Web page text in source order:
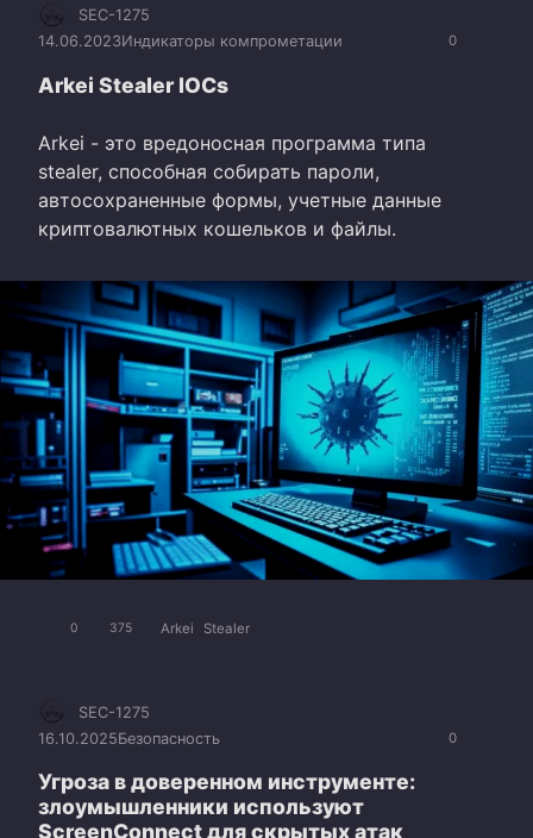
0
SEC-1275
14.06.2023Индикаторы компрометации
Arkei Stealer IOCs
Arkei - это вредоносная программа типа
stealer, способная собирать пароли,
автосохраненные формы, учетные данные
криптовалютных кошельков и файлы.
0 375 Arkei Stealer
0
SEC-1275
16.10.2025Безопасность
Угроза в доверенном инструменте:
злоумышленники используют
ScreenConnect для скрытых атак